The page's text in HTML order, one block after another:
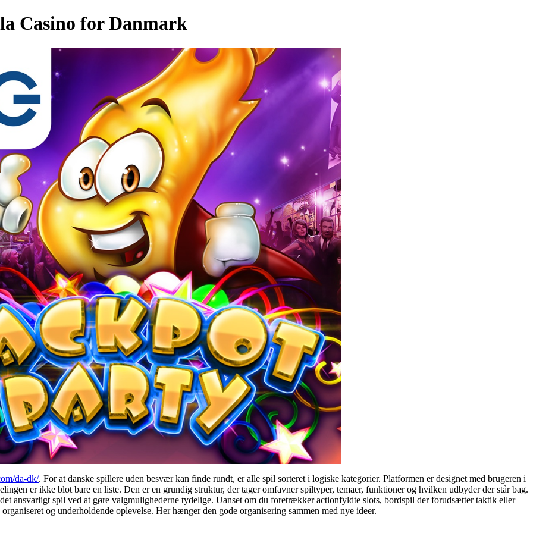
Casino for Danmark
da-dk/. For at danske spillere uden besvær kan finde rundt, er alle spil sorteret i logiske kategorier. Platformen er designet med brugeren i
er ikke blot bare en liste. Den er en grundig struktur, der tager omfavner spiltyper, temaer, funktioner og hvilken udbyder der står bag.
ansvarligt spil ved at gøre valgmulighederne tydelige. Uanset om du foretrækker actionfyldte slots, bordspil der forudsætter taktik eller
og underholdende oplevelse. Her hænger den gode organisering sammen med nye ideer.